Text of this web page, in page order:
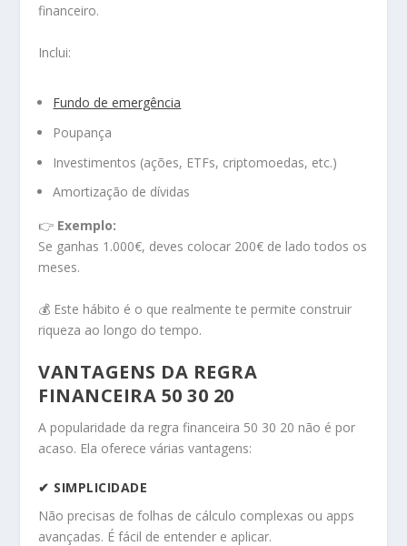
financeiro.
Inclui:
Fundo de emergência
Poupança
Investimentos (ações, ETFs, criptomoedas, etc.)
Amortização de dívidas
👉 Exemplo:
Se ganhas 1.000€, deves colocar 200€ de lado todos os
meses.
💰 Este hábito é o que realmente te permite construir
riqueza ao longo do tempo.
VANTAGENS DA REGRA
FINANCEIRA 50 30 20
A popularidade da regra financeira 50 30 20 não é por
acaso. Ela oferece várias vantagens:
✔ SIMPLICIDADE
Não precisas de folhas de cálculo complexas ou apps
avançadas. É fácil de entender e aplicar.